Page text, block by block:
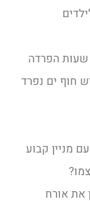
הפרדה
חוף ים נפרד
מניין קבוע
את אורח